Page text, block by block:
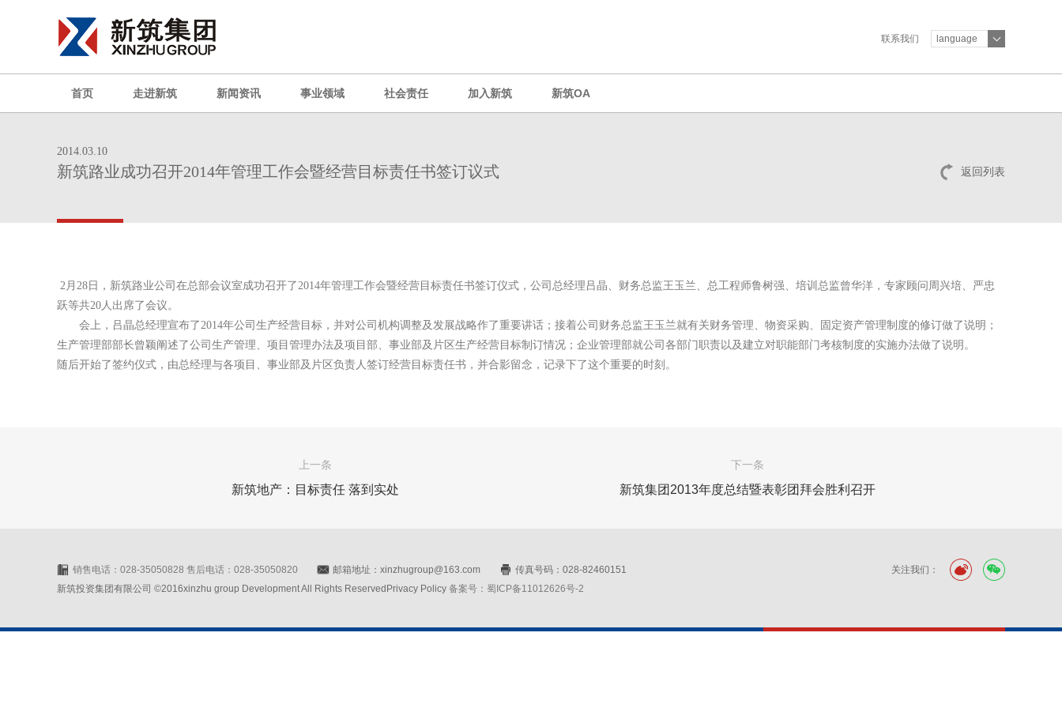
联系我们 language
首页 走进新筑 新闻资讯 事业领域 社会责任 加入新筑 新筑OA
返回列表
2014.03.10
新筑路业成功召开2014年管理工作会暨经营目标责任书签订议式
2月 28 日，新筑路业公司在总部会议室成功召开了2014年管理工作会暨经营目标责任书签订仪式，公司总经理吕晶、财务总监王玉兰、总工程师鲁树强、培训总监曾华洋，专家顾问周兴培、严忠
跃等共20人出席了会议。
会上，吕晶总经理宣布了2014年公司生产经营目标，并对公司机构调整及发展战略作了重要讲话；接着公司财务总监王玉兰就有关财务管理、物资采购、固定资产管理制度的修订做了说明；
生产管理部部长曾颖阐述了公司生产管理、项目管理办法及项目部、事业部及片区生产经营目标制订情况；企业管理部就公司各部门职责以及建立对职能部门考核制度的实施办法做了说明。
随后开始了签约仪式，由总经理与各项目、事业部及片区负责人签订经营目标责任书，并合影留念，记录下了这个重要的时刻。
上一条
新筑地产：目标责任 落到实处
下一条
新筑集团2013年度总结暨表彰团拜会胜利召开
关注我们：
销售电话：028-35050828 售后电话：028-35050820 邮箱地址：xinzhugroup@163.com
传真号码：028-82460151
新筑投资集团有限公司 ©2016xinzhu group Development All Rights ReservedPrivacy Policy 备案号：蜀ICP备11012626号-2